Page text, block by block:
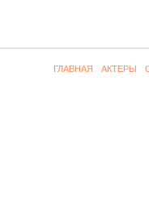
ГЛАВНАЯ АКТЕРЫ